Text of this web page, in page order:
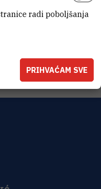
radi poboljšanja
PRIHVAĆAM SVE